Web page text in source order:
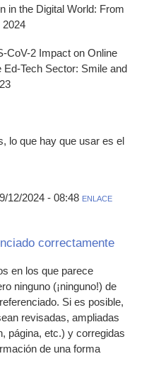
in the Digital World: From
2024
CoV-2 Impact on Online
Ed-Tech Sector: Smile and
lo que hay que usar es el
12/2024 - 08:48 ENLACE
correctamente
en los que parece
ninguno (¡ninguno!) de
Si es posible,
revisadas, ampliadas
página, etc.) y corregidas
de una forma